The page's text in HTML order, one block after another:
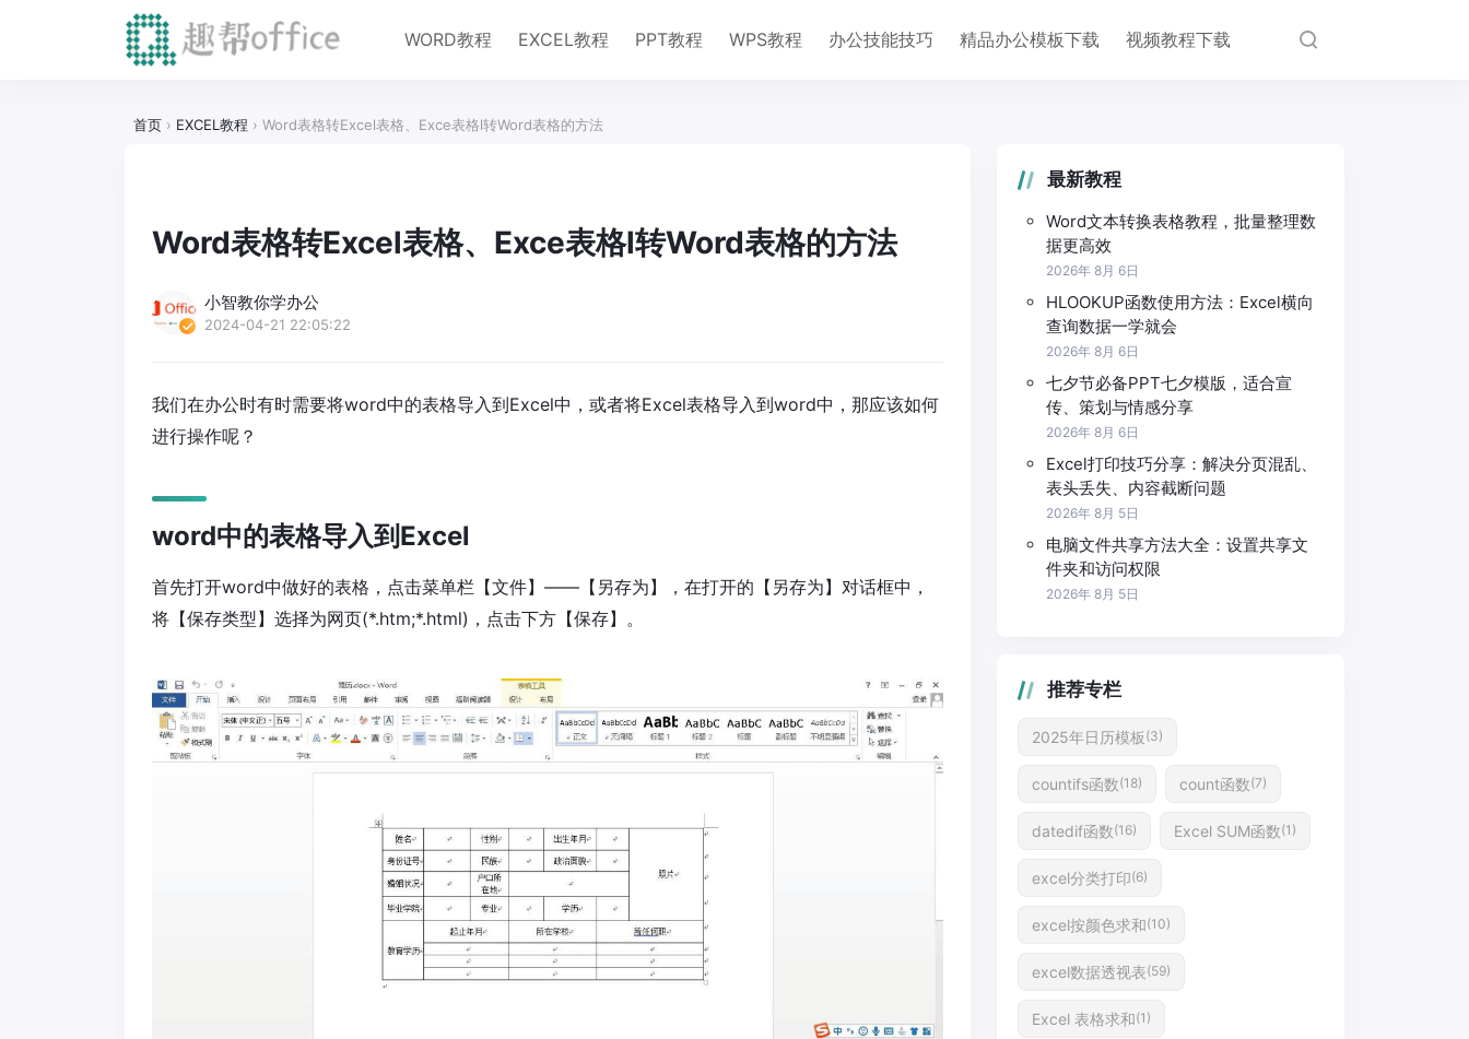
WORD教程 EXCEL教程 PPT教程 WPS教程 办公技能技巧 精品办公模板下载 视频教程下载
首页 › EXCEL教程 › Word表格转Excel表格、Exce表格l转Word表格的方法
Word表格转Excel表格、Exce表格l转Word表格的方法
小智教你学办公
2024-04-21 22:05:22
我们在办公时有时需要将word中的表格导入到Excel中，或者将Excel表格导入到word中，那应该如何
进行操作呢？
word中的表格导入到Excel
首先打开word中做好的表格，点击菜单栏【文件】——【另存为】，在打开的【另存为】对话框中，
将【保存类型】选择为网页(*.htm;*.html)，点击下方【保存】。
最新教程
Word文本转换表格教程，批量整理数
据更高效
2026年 8月 6日
HLOOKUP函数使用方法：Excel横向
查询数据一学就会
2026年 8月 6日
七夕节必备PPT七夕模版，适合宣
传、策划与情感分享
2026年 8月 6日
Excel打印技巧分享：解决分页混乱、
表头丢失、内容截断问题
2026年 8月 5日
电脑文件共享方法大全：设置共享文
件夹和访问权限
2026年 8月 5日
推荐专栏
2025年日历模板 (3)
countifs函数(18) count函数(7)
datedif函数(16) Excel SUM函数(1)
excel分类打印(6)
excel按颜色求和(10)
excel数据透视表(59)
Excel 表格求和(1)